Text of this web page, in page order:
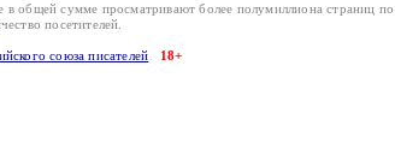
общей сумме просматривают более полумиллиона страниц
посетителей.
союза писателей 18+